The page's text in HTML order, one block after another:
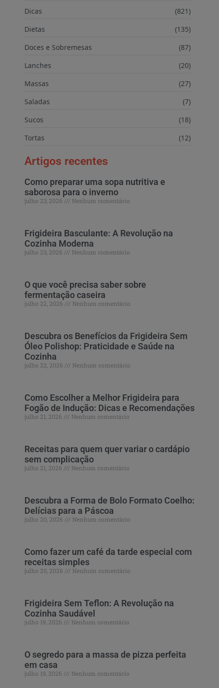
Dicas
(821)
Dietas
(135)
Doces e Sobremesas
(87)
Lanches
(20)
Massas
(27)
Saladas
(7)
Sucos
(18)
Tortas
(12)
Artigos recentes
Como preparar uma sopa nutritiva e
saborosa para o inverno
julho 23, 2026 Nenhum comentário
Frigideira Basculante: A Revolução na
Cozinha Moderna
julho 23, 2026 Nenhum comentário
O que você precisa saber sobre
fermentação caseira
julho 22, 2026 Nenhum comentário
Descubra os Benefícios da Frigideira Sem
Óleo Polishop: Praticidade e Saúde na
Cozinha
julho 22, 2026 Nenhum comentário
Como Escolher a Melhor Frigideira para
Fogão de Indução: Dicas e Recomendações
julho 21, 2026 Nenhum comentário
Receitas para quem quer variar o cardápio
sem complicação
julho 21, 2026 Nenhum comentário
Descubra a Forma de Bolo Formato Coelho:
Delícias para a Páscoa
julho 20, 2026 Nenhum comentário
Como fazer um café da tarde especial com
receitas simples
julho 20, 2026 Nenhum comentário
Frigideira Sem Teflon: A Revolução na
Cozinha Saudável
julho 19, 2026 Nenhum comentário
O segredo para a massa de pizza perfeita
em casa
julho 19, 2026 Nenhum comentário